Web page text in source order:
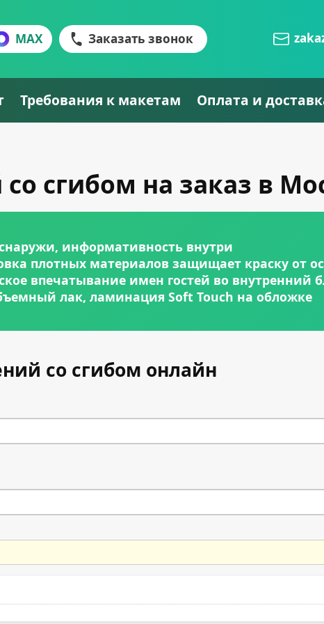
MAX Заказать звонок
Требования к макетам Оплата и
сгибом на заказ в
информативность внутри
плотных материалов защищает краску от
впечатывание имен гостей во внутренний
лак, ламинация Soft Touch на обложке
со сгибом онлайн